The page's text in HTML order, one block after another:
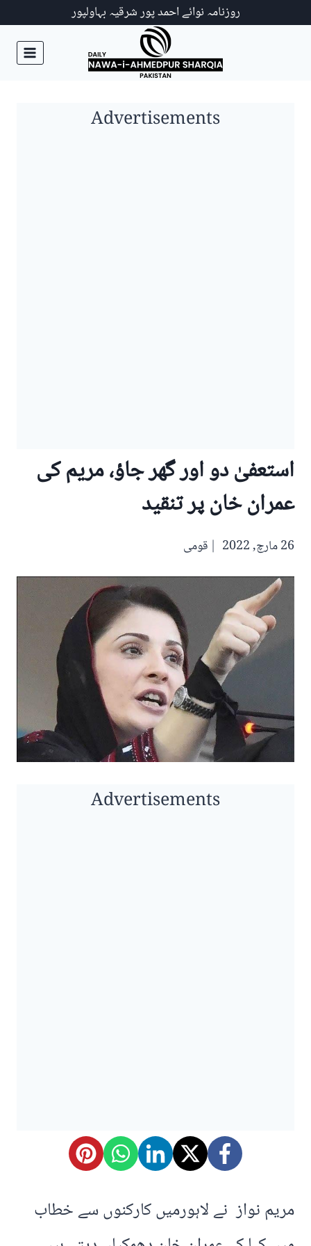
روزنامہ نوائے احمد پور شرقیہ بہاولپور
Advertisements
استعفیٰ دو اور گھر جاؤ، مریم کی
عمران خان پر تنقید
26 مارچ, 2022 قومی
Advertisements
مریم نواز نے لاہورمیں کارکنوں سے خطاب